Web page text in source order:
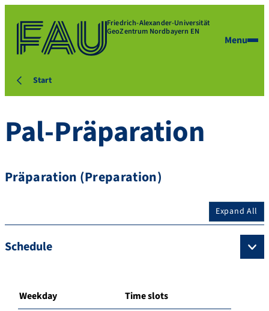
Friedrich-Alexander-Universität
GeoZentrum Nordbayern EN
Menu
Start
Pal-Präparation
Präparation (Preparation)
Expand All
Schedule
Weekday Time slots